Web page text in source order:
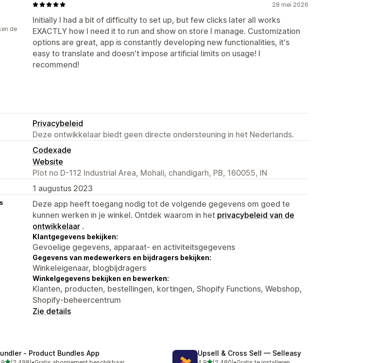
28 mei 2026
Initially I had a bit of difficulty to set up, but few clicks later all works
EXACTLY how I need it to run and show on store I manage. Customization
options are great, app is constantly developing new functionalities, it's
easy to translate and doesn't impose artificial limits on usage! I
recommend!
de
Privacybeleid
Deze ontwikkelaar biedt geen directe ondersteuning in het Nederlands.
Codexade
Website
Plot no D-112 Industrial Area, Mohali, chandigarh, PB, 160055, IN
1 augustus 2023
Deze app heeft toegang nodig tot de volgende gegevens om goed te
kunnen werken in je winkel. Ontdek waarom in het privacybeleid van de
ontwikkelaar .
Klantgegevens bekijken:
Gevoelige gegevens, apparaat- en activiteitsgegevens
Gegevens van medewerkers en bijdragers bekijken:
Winkeleigenaar, blogbijdragers
Winkelgegevens bekijken en bewerken:
Klanten, producten, bestellingen, kortingen, Shopify Functions, Webshop,
Shopify-beheercentrum
Zie details
‑ Product Bundles App Upsell & Cross Sell — Selleasy